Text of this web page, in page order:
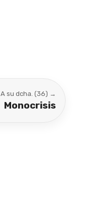
A su dcha. (36) →
Monocrisis